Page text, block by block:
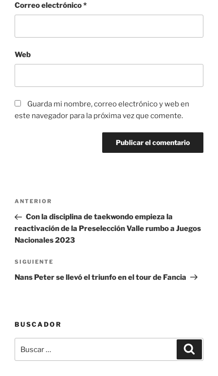
Correo electrónico*
Web
Guarda mi nombre, correo electrónico y web en
este navegador para la próxima vez que comente.
Navegación
entradas
Entrada
anterior:
ANTERIOR
Con la disciplina de taekwondo empieza la
reactivación de la Preselección Valle rumbo a Juegos
Nacionales 2023
Siguiente
entrada
SIGUIENTE
Nans Peter se llevó el triunfo en el tour de Fancia
BUSCADOR
por: